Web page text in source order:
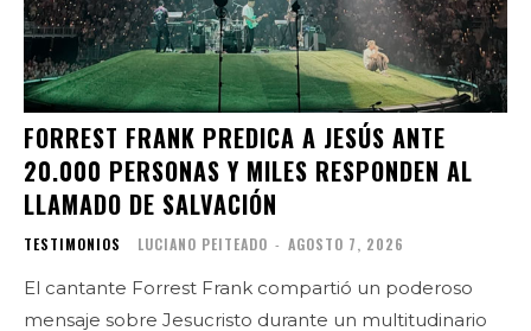
FORREST FRANK PREDICA A JESÚS ANTE
20.000 PERSONAS Y MILES RESPONDEN AL
LLAMADO DE SALVACIÓN
TESTIMONIOS LUCIANO PEITEADO - AGOSTO 7, 2026
El cantante Forrest Frank compartió un poderoso
mensaje sobre Jesucristo durante un multitudinario